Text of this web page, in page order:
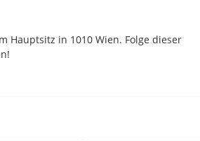
Hauptsitz in 1010 Wien. Folge dieser